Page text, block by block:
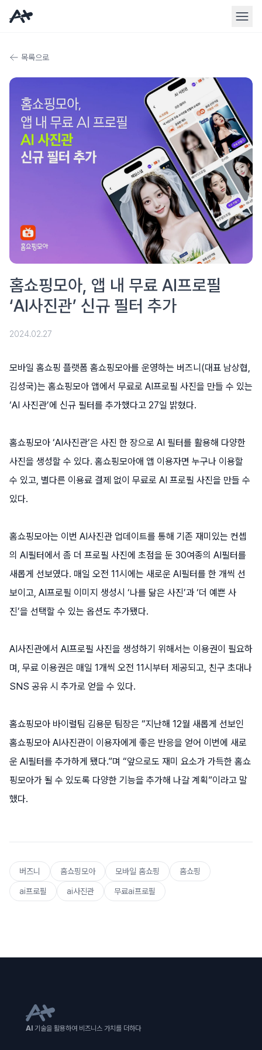
목록으로
홈쇼핑모아, 앱 내 무료 AI프로필
‘AI사진관’ 신규 필터 추가
2024.02.27
모바일 홈쇼핑 플랫폼 홈쇼핑모아를 운영하는 버즈니(대표 남상협,
김성국)는 홈쇼핑모아 앱에서 무료로 AI프로필 사진을 만들 수 있는
‘AI 사진관’에 신규 필터를 추가했다고 27일 밝혔다.
홈쇼핑모아 ‘AI사진관’은 사진 한 장으로 AI 필터를 활용해 다양한
사진을 생성할 수 있다. 홈쇼핑모아애 앱 이용자면 누구나 이용할
수 있고, 별다른 이용료 결제 없이 무료로 AI 프로필 사진을 만들 수
있다.
홈쇼핑모아는 이번 AI사진관 업데이트를 통해 기존 재미있는 컨셉
의 AI필터에서 좀 더 프로필 사진에 초점을 둔 30여종의 AI필터를
새롭게 선보였다. 매일 오전 11시에는 새로운 AI필터를 한 개씩 선
보이고, AI프로필 이미지 생성시 ‘나를 닮은 사진’과 ‘더 예쁜 사
진’을 선택할 수 있는 옵션도 추가됐다.
AI사진관에서 AI프로필 사진을 생성하기 위해서는 이용권이 필요하
며, 무료 이용권은 매일 1개씩 오전 11시부터 제공되고, 친구 초대나
SNS 공유 시 추가로 얻을 수 있다.
홈쇼핑모아 바이럴팀 김용문 팀장은 “지난해 12월 새롭게 선보인
홈쇼핑모아 AI사진관이 이용자에게 좋은 반응을 얻어 이번에 새로
운 AI필터를 추가하게 됐다.”며 “앞으로도 재미 요소가 가득한 홈쇼
핑모아가 될 수 있도록 다양한 기능을 추가해 나갈 계획”이라고 말
했다.
버즈니 홈쇼핑모아 모바일 홈쇼핑 홈쇼핑
ai프로필 ai사진관 무료ai프로필
AI 기술을 활용하여 비즈니스 가치를 더하다